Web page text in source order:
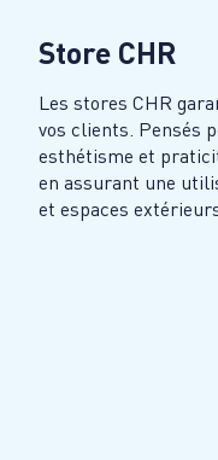
Store CHR
Les stores CHR
vos clients. Pensés
esthétisme et
en assurant une
et espaces